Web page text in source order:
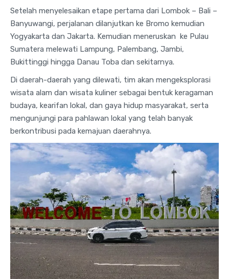
Setelah menyelesaikan etape pertama dari Lombok – Bali –
Banyuwangi, perjalanan dilanjutkan ke Bromo kemudian
Yogyakarta dan Jakarta. Kemudian meneruskan ke Pulau
Sumatera melewati Lampung, Palembang, Jambi,
Bukittinggi hingga Danau Toba dan sekitarnya.
Di daerah-daerah yang dilewati, tim akan mengeksplorasi
wisata alam dan wisata kuliner sebagai bentuk keragaman
budaya, kearifan lokal, dan gaya hidup masyarakat, serta
mengunjungi para pahlawan lokal yang telah banyak
berkontribusi pada kemajuan daerahnya.